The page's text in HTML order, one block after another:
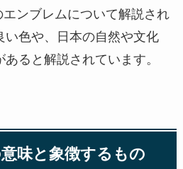
ンブレムについて解説され
い色や、日本の自然や文化
ると解説されています。
味と象徴するもの